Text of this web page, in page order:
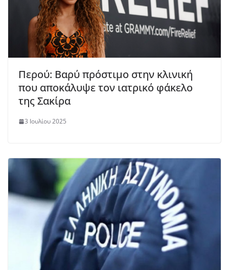
Περού: Βαρύ πρόστιμο στην κλινική
που αποκάλυψε τον ιατρικό φάκελο
της Σακίρα
3 Ιουλίου 2025